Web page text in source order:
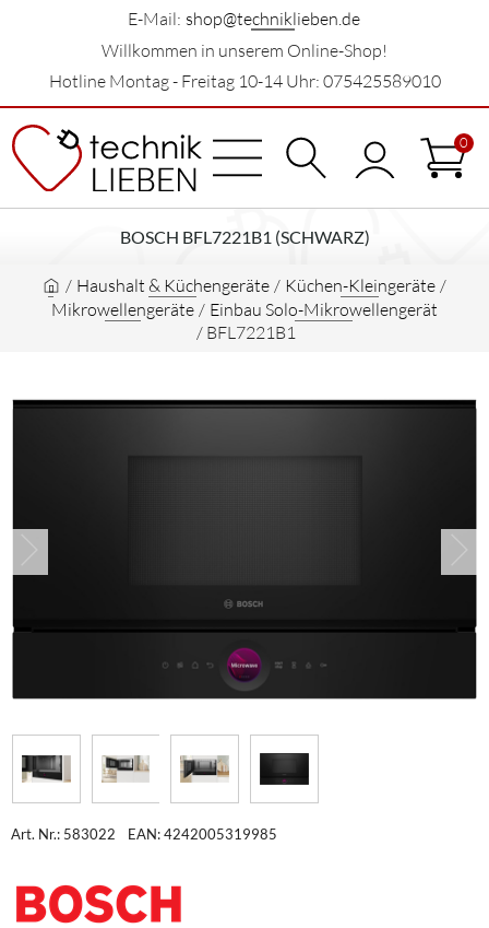
E-Mail: shop@techniklieben.de
Willkommen in unserem Online-Shop!
Hotline Montag - Freitag 10-14 Uhr: 075425589010
0
BOSCH BFL7221B1 (SCHWARZ)
/ Haushalt & Küchengeräte / Küchen-Kleingeräte /
Mikrowellengeräte / Einbau Solo-Mikrowellengerät
/ BFL7221B1
Art. Nr.: 583022 EAN: 4242005319985